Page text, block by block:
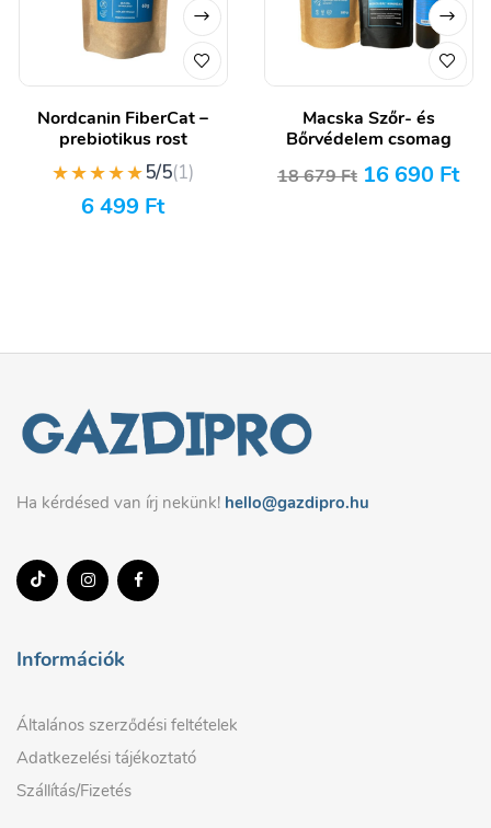
Nordcanin FiberCat –
prebiotikus rost
★★★★★5/5(1)
6 499 Ft
Macska Szőr- és
Bőrvédelem csomag
18 679Ft 16 690 Ft
Ha kérdésed van írj nekünk! hello@gazdipro.hu
Információk
Általános szerződési feltételek
Adatkezelési tájékoztató
Szállítás/Fizetés